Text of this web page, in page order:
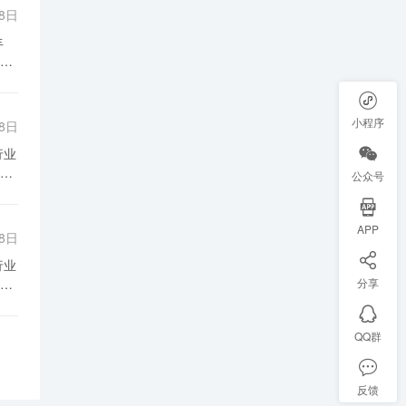
日
日
日
小程序
公众号
APP
分享
QQ群
反馈